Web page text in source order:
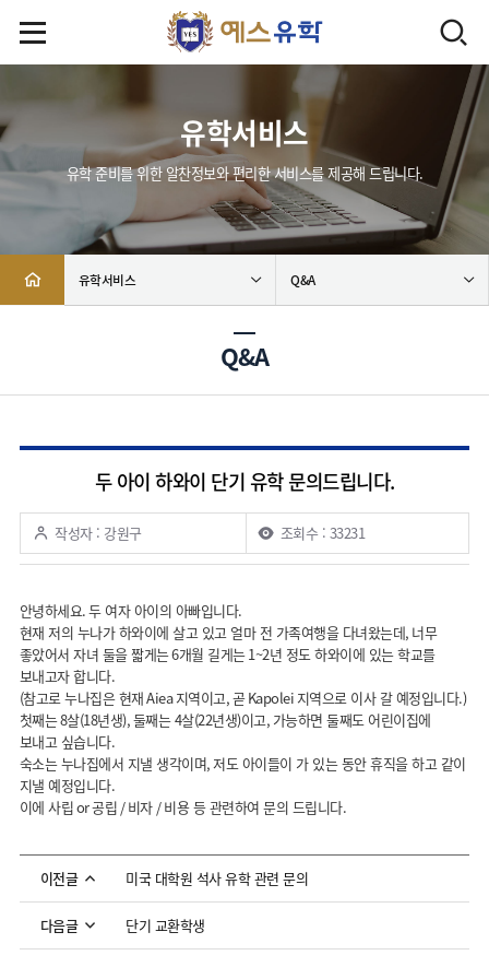
유학서비스
유학 준비를 위한 알찬정보와 편리한 서비스를 제공해 드립니다.
유학서비스 Q&A
Q&A
두 아이 하와이 단기 유학 문의드립니다.
작성자 : 강원구 조회수 : 33231
안녕하세요.두 여자 아이의 아빠입니다.
현재 저의 누나가 하와이에 살고 있고 얼마 전 가족여행을 다녀왔는데, 너무
좋았어서 자녀 둘을 짧게는6개월 길게는1~2년 정도 하와이에 있는 학교를
보내고자 합니다.
(참고로 누나집은 현재Aiea지역이고,곧Kapolei 지역으로 이사 갈 예정입니다.)
첫째는8살(18년생),둘째는4살(22년생)이고, 가능하면 둘째도 어린이집에
보내고 싶습니다.
숙소는 누나집에서 지낼 생각이며,저도 아이들이 가 있는 동안 휴직을 하고 같이
지낼 예정입니다.
이에 사립or공립 /비자 /비용 등 관련하여 문의 드립니다.
이전글 미국 대학원 석사 유학 관련 문의
다음글 단기 교환학생